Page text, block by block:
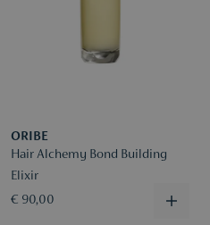
ORIBE
Hair Alchemy Bond Building
Elixir
€ 90,00